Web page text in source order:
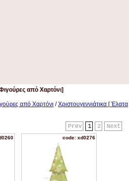
από Χαρτόνι]
από Χαρτόνι /Χριστουγεννιάτικα [ Έλατα
Next
2
1
Prev
code: xd0276